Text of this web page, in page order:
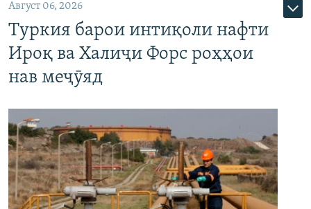
Август 06, 2026
Туркия барои интиқоли нафти
Ироқ ва Халиҷи Форс роҳҳои
нав меҷӯяд